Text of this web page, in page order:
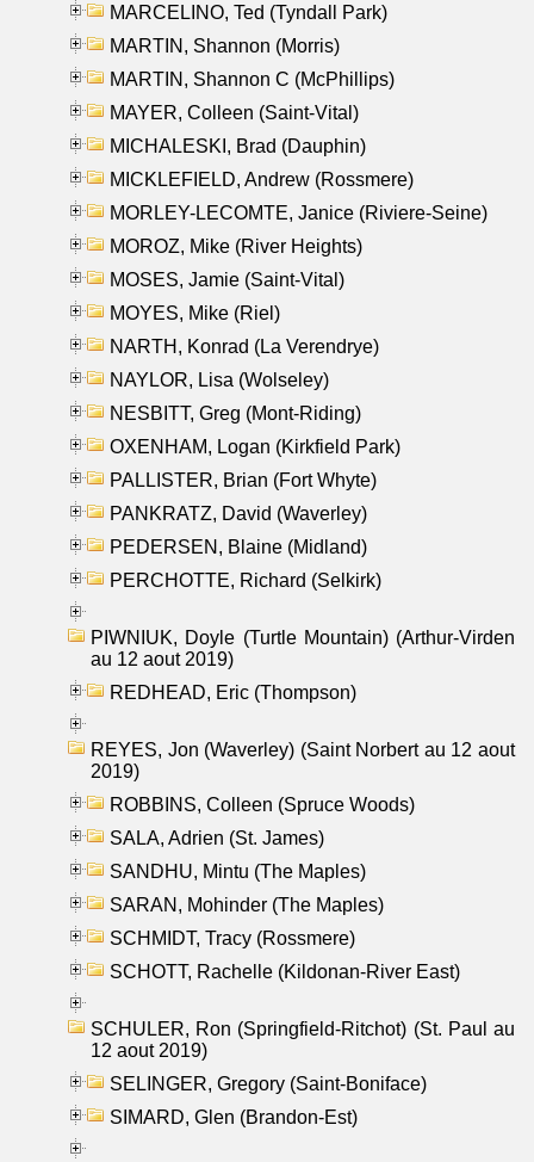
MARCELINO, Ted (Tyndall Park)
MARTIN, Shannon (Morris)
MARTIN, Shannon C (McPhillips)
MAYER, Colleen (Saint-Vital)
MICHALESKI, Brad (Dauphin)
MICKLEFIELD, Andrew (Rossmere)
MORLEY-LECOMTE, Janice (Riviere-Seine)
MOROZ, Mike (River Heights)
MOSES, Jamie (Saint-Vital)
MOYES, Mike (Riel)
NARTH, Konrad (La Verendrye)
NAYLOR, Lisa (Wolseley)
NESBITT, Greg (Mont-Riding)
OXENHAM, Logan (Kirkfield Park)
PALLISTER, Brian (Fort Whyte)
PANKRATZ, David (Waverley)
PEDERSEN, Blaine (Midland)
PERCHOTTE, Richard (Selkirk)
PIWNIUK, Doyle (Turtle Mountain) (Arthur-Virden
au 12 aout 2019)
REDHEAD, Eric (Thompson)
REYES, Jon (Waverley) (Saint Norbert au 12 aout
2019)
ROBBINS, Colleen (Spruce Woods)
SALA, Adrien (St. James)
SANDHU, Mintu (The Maples)
SARAN, Mohinder (The Maples)
SCHMIDT, Tracy (Rossmere)
SCHOTT, Rachelle (Kildonan-River East)
SCHULER, Ron (Springfield-Ritchot) (St. Paul au
12 aout 2019)
SELINGER, Gregory (Saint-Boniface)
SIMARD, Glen (Brandon-Est)